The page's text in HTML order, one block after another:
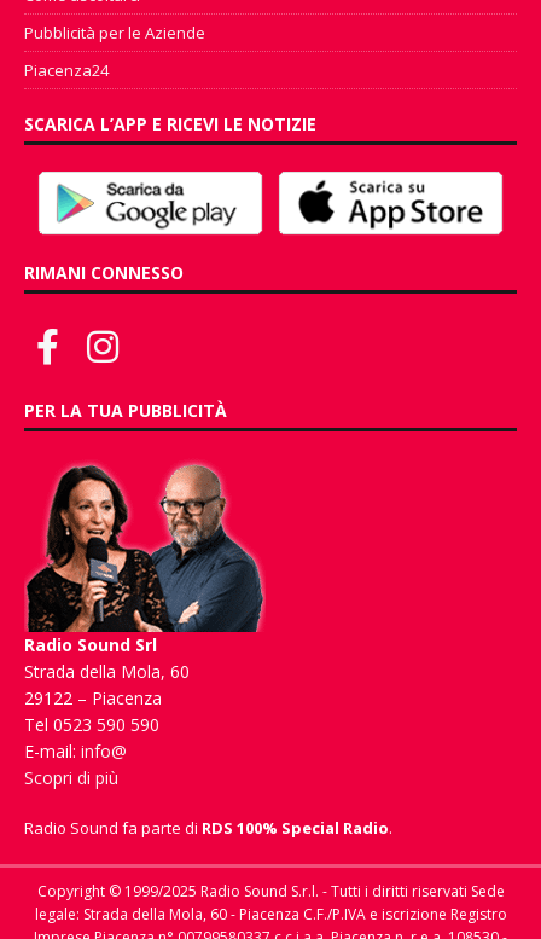
Pubblicità per le Aziende
Piacenza24
SCARICA L’APP E RICEVI LE NOTIZIE
RIMANI CONNESSO
PER LA TUA PUBBLICITÀ
Radio Sound Srl
Strada della Mola, 60
29122 – Piacenza
Tel 0523 590 590
E-mail: info@
Scopri di più
Radio Sound fa parte di RDS 100% Special Radio.
Copyright © 1999/2025 Radio Sound S.r.l. - Tutti i diritti riservati Sede
legale: Strada della Mola, 60 - Piacenza C.F./P.IVA e iscrizione Registro